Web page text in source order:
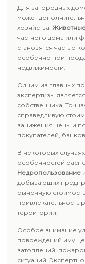
Для загородных
может
хозяйства. Животные
частного дома или
становятся частью
особенно при
недвижимости.
Одним из главных
экспертизы
собственника.
справедливую
занижения цены и
покупателей,
В некоторых
особенностей
Недропользование
добывающих
рыночную
привлекательность
территории.
Особое внимание
повреждений
затоплений,
ситуаций.